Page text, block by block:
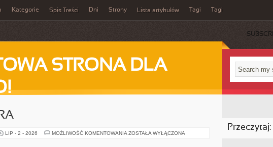
Kategorie Spis Treści Dni Strony Lista artykułów Tagi Tagi
STRONA DLA
LIP - 2 - 2026 MOŻLIWOŚĆ KOMENTOWANIA JELENIA
ZOSTAŁA WYŁĄCZONA
Przeczytaj: